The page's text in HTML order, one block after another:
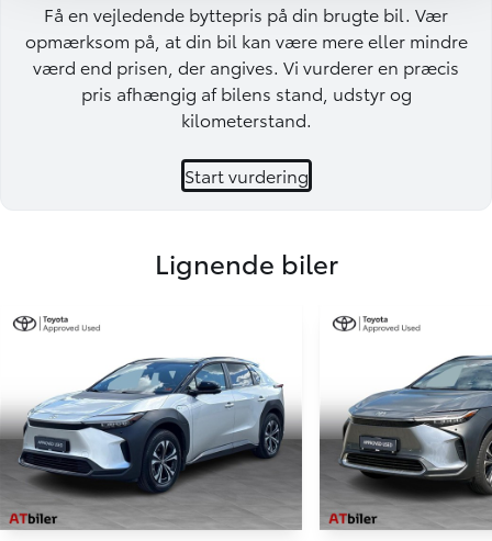
Få en vejledende byttepris på din brugte bil. Vær
opmærksom på, at din bil kan være mere eller mindre
værd end prisen, der angives. Vi vurderer en præcis
pris afhængig af bilens stand, udstyr og
kilometerstand.
Start vurdering
Lignende biler